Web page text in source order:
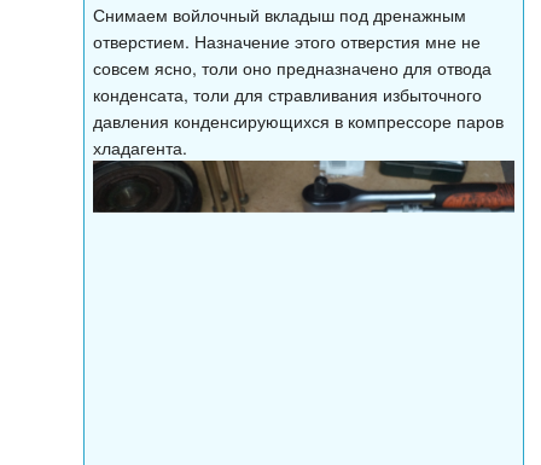
Снимаем войлочный вкладыш под дренажным
отверстием. Назначение этого отверстия мне не
совсем ясно, толи оно предназначено для отвода
конденсата, толи для стравливания избыточного
давления конденсирующихся в компрессоре паров
хладагента.